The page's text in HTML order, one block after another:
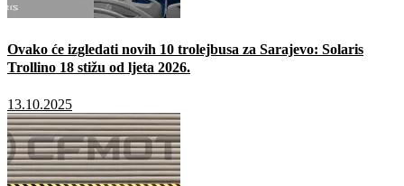
Ovako će izgledati novih 10 trolejbusa za Sarajevo: Solaris
Trollino 18 stižu od ljeta 2026.
13.10.2025